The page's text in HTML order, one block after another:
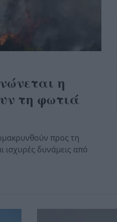
η
τη φωτιά
προς τη
ισχυρές δυνάμεις από